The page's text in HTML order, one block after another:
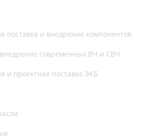
поставка и внедрение компонентов
современных ВЧ и СВЧ
и проектная поставка ЭКБ